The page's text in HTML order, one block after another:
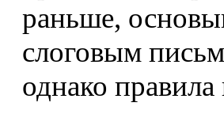
раньше,
слоговым
однако